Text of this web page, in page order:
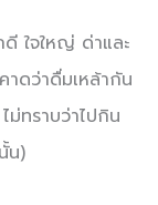
ใจใหญ่ ด่าและ
ดว่าดื่มเหล้ากัน
ม่ทราบว่าไปกิน
น)